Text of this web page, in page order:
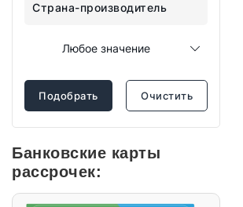
Страна-производитель
Любое значение
Подобрать Очистить
Банковские карты
рассрочек: